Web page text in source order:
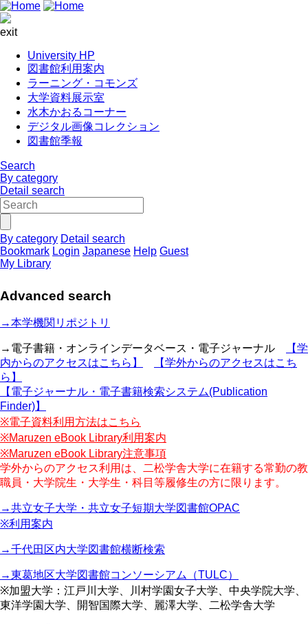
exit
University HP
図書館利用案内
ラーニング・コモンズ
大学資料展示室
水木かおるコーナー
デジタル画像コレクション
図書館季報
Search
By category
Detail search
By category Detail search
Bookmark Login Japanese Help Guest
My Library
Advanced search
→本学機関リポジトリ
→電子書籍・オンラインデータベース・電子ジャーナル
【学
内からのアクセスはこちら】
【学外からのアクセスはこち
ら】
【電子ジャーナル・電子書籍検索システム(Publication
Finder)】
※電子資料利用方法はこちら
※Maruzen eBook Library利用案内
※Maruzen eBook Library注意事項
学外からのアクセス利用は、二松学舎大学に在籍する常勤の教
職員・大学院生・大学生・科目等履修生の方に限ります。
→共立女子大学・共立女子短期大学図書館OPAC
※利用案内
→千代田区内大学図書館横断検索
→東葛地区大学図書館コンソーシアム（TULC）
※加盟大学：江戸川大学、川村学園女子大学、中央学院大学、
東洋学園大学、開智国際大学、麗澤大学、二松学舎大学